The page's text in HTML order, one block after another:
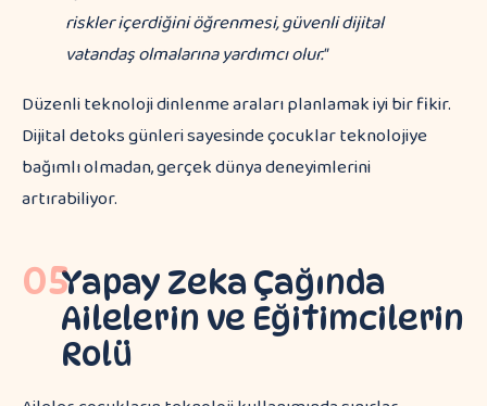
riskler içerdiğini öğrenmesi, güvenli dijital
vatandaş olmalarına yardımcı olur."
Düzenli teknoloji dinlenme araları planlamak iyi bir fikir.
Dijital detoks günleri sayesinde çocuklar teknolojiye
bağımlı olmadan, gerçek dünya deneyimlerini
artırabiliyor.
05Yapay Zeka Çağında
Ailelerin ve Eğitimcilerin
Rolü